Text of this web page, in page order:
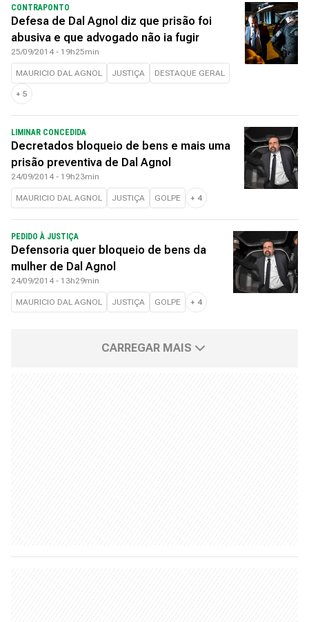
CONTRAPONTO
Defesa de Dal Agnol diz que prisão foi
abusiva e que advogado não ia fugir
25/09/2014 - 19h25min
MAURICIO DAL AGNOL JUSTIÇA DESTAQUE GERAL
+ 5
LIMINAR CONCEDIDA
Decretados bloqueio de bens e mais uma
prisão preventiva de Dal Agnol
24/09/2014 - 19h23min
MAURICIO DAL AGNOL JUSTIÇA GOLPE + 4
PEDIDO À JUSTIÇA
Defensoria quer bloqueio de bens da
mulher de Dal Agnol
24/09/2014 - 13h29min
MAURICIO DAL AGNOL JUSTIÇA GOLPE + 4
CARREGAR MAIS